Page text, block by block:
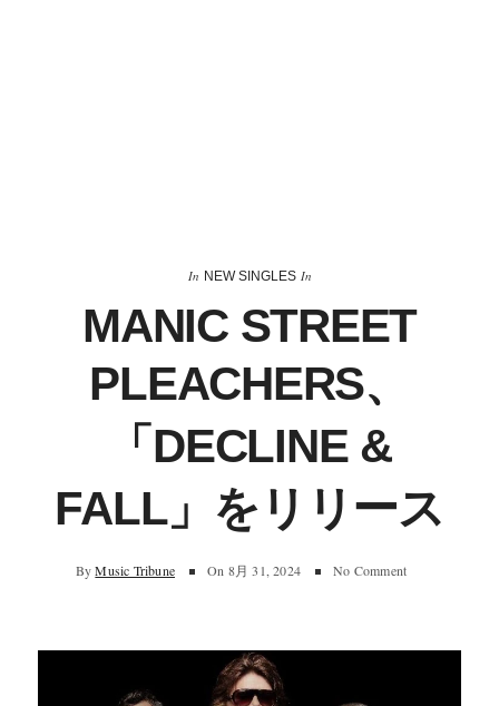
In NEW SINGLES In
MANIC STREET
PLEACHERS、
「DECLINE &
FALL」をリリース
By Music Tribune On 8月 31, 2024 No Comment